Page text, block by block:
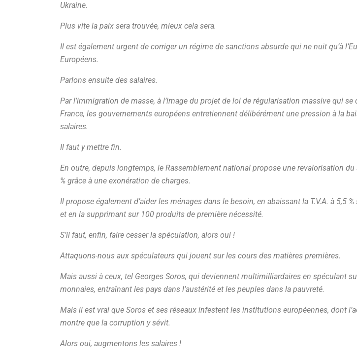
Ukraine.
Plus vite la paix sera trouvée, mieux cela sera.
Il est également urgent de corriger un régime de sanctions absurde qui ne nuit qu’à
Européens.
Parlons ensuite des salaires.
Par l’immigration de masse, à l’image du projet de loi de régularisation massive qui se
France, les gouvernements européens entretiennent délibérément une pression à la
salaires.
Il faut y mettre fin.
En outre, depuis longtemps, le Rassemblement national propose une revalorisation du
% grâce à une exonération de charges.
Il propose également d’aider les ménages dans le besoin, en abaissant la T.V.A. à 5,5 %
et en la supprimant sur 100 produits de première nécessité.
S’il faut, enfin, faire cesser la spéculation, alors oui !
Attaquons-nous aux spéculateurs qui jouent sur les cours des matières premières.
Mais aussi à ceux, tel Georges Soros, qui deviennent multimilliardaires en spéculant
monnaies, entraînant les pays dans l’austérité et les peuples dans la pauvreté.
Mais il est vrai que Soros et ses réseaux infestent les institutions européennes, dont
montre que la corruption y sévit.
Alors oui, augmentons les salaires !